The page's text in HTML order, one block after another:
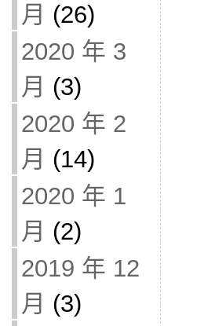
月 (26)
2020 年 3
月 (3)
2020 年 2
月 (14)
2020 年 1
月 (2)
2019 年 12
月 (3)